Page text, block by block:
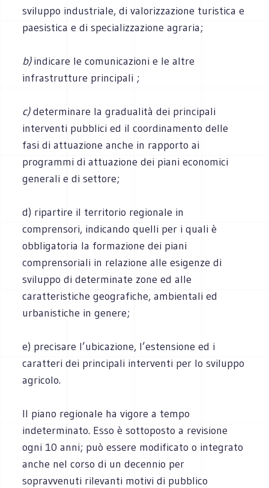
sviluppo industriale, di valorizzazione turistica e
paesistica e di specializzazione agraria;
b)indicare le comunicazioni e le altre
infrastrutture principali ;
c)determinare la gradualità dei principali
interventi pubblici ed il coordinamento delle
fasi di attuazione anche in rapporto ai
programmi di attuazione dei piani economici
generali e di settore;
d) ripartire il territorio regionale in
comprensori, indicando quelli per i quali è
obbligatoria la formazione dei piani
comprensoriali in relazione alle esigenze di
sviluppo di determinate zone ed alle
caratteristiche geografiche, ambientali ed
urbanistiche in genere;
e) precisare l’ubicazione, l’estensione ed i
caratteri dei principali interventi per lo sviluppo
agricolo.
Il piano regionale ha vigore a tempo
indeterminato. Esso è sottoposto a revisione
ogni 10 anni; può essere modificato o integrato
anche nel corso di un decennio per
sopravvenuti rilevanti motivi di pubblico